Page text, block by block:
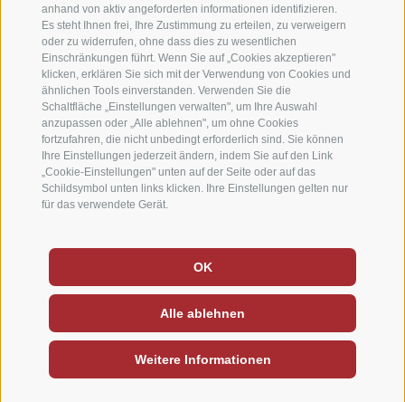
anhand von aktiv angeforderten informationen identifizieren.
Es steht Ihnen frei, Ihre Zustimmung zu erteilen, zu verweigern
oder zu widerrufen, ohne dass dies zu wesentlichen
Einschränkungen führt. Wenn Sie auf „Cookies akzeptieren"
klicken, erklären Sie sich mit der Verwendung von Cookies und
ähnlichen Tools einverstanden. Verwenden Sie die
Schaltfläche „Einstellungen verwalten", um Ihre Auswahl
anzupassen oder „Alle ablehnen", um ohne Cookies
fortzufahren, die nicht unbedingt erforderlich sind. Sie können
Ihre Einstellungen jederzeit ändern, indem Sie auf den Link
„Cookie-Einstellungen" unten auf der Seite oder auf das
Schildsymbol unten links klicken. Ihre Einstellungen gelten nur
für das verwendete Gerät.
OK
Alle ablehnen
Weitere Informationen
Sitemap Impressum Cookie-Richtlinie /
Privacy/ Cookie Präferenzen